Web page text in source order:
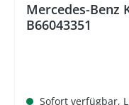
Mercedes-Benz
B66043351
Sofort verfügbar,